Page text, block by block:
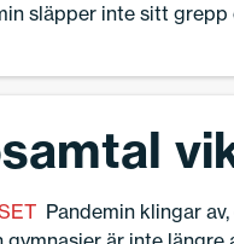
släpper inte sitt
med i första hand
Pandemin klingar